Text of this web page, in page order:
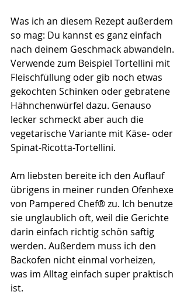
Was ich an diesem Rezept außerdem
so mag: Du kannst es ganz einfach
nach deinem Geschmack abwandeln.
Verwende zum Beispiel Tortellini mit
Fleischfüllung oder gib noch etwas
gekochten Schinken oder gebratene
Hähnchenwürfel dazu. Genauso
lecker schmeckt aber auch die
vegetarische Variante mit Käse- oder
Spinat-Ricotta-Tortellini.
Am liebsten bereite ich den Auflauf
übrigens in meiner runden Ofenhexe
von Pampered Chef® zu. Ich benutze
sie unglaublich oft, weil die Gerichte
darin einfach richtig schön saftig
werden. Außerdem muss ich den
Backofen nicht einmal vorheizen,
was im Alltag einfach super praktisch
ist.